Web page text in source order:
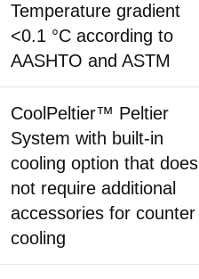
Temperature gradient
<0.1 °C according to
AASHTO and ASTM
CoolPeltier™ Peltier
System with built-in
cooling option that does
not require additional
accessories for counter
cooling